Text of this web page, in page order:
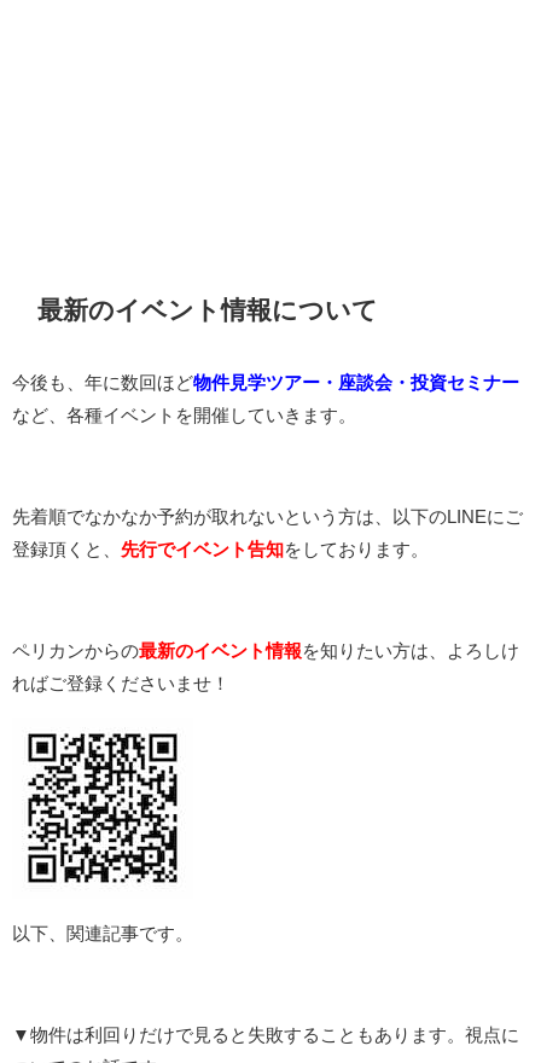
最新のイベント情報について
今後も、年に数回ほど物件見学ツアー・座談会・投資セミナー
など、各種イベントを開催していきます。
先着順でなかなか予約が取れないという方は、以下のLINEにご
登録頂くと、 先行でイベント告知をしております。
ペリカンからの最新のイベント情報 を知りたい方は、よろしけ
ればご登録くださいませ！
以下、関連記事です。
▼物件は利回りだけで見ると失敗することもあります。視点に